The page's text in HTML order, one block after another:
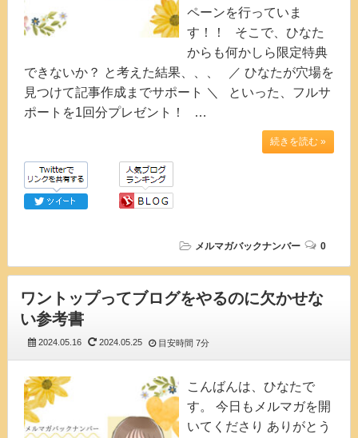
ペーンを行っていま
す！！ そこで、ひなた
からも何かしら限定特典
できないか？ と考えた結果、、、 ／ ひなたが穴場を
見つけて記事作成までサポート ＼ といった、フルサ
ポートを1回分プレゼント！ …
続きを読む »
メルマガバックナンバー 0
ワントップってブログをやるのに欠かせな
い参考書
2024.05.16 2024.05.25 目安時間 7分
こんばんは、ひなたで
す。 今日もメルマガを開
いてくださり ありがとう